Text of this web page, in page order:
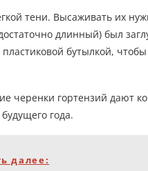
тени. Высаживать их
длинный) был
бутылкой,
черенки гортензий дают
года.
далее: